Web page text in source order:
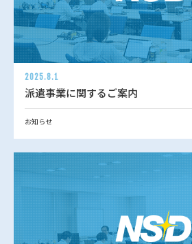
2025.8.1
派遣事業に関するご案内
お知らせ